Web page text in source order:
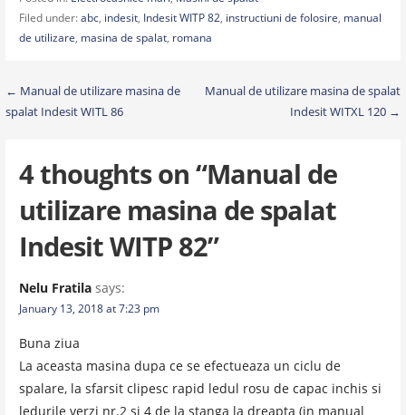
Filed under:abc, indesit, Indesit WITP 82, instructiuni de folosire, manual
de utilizare, masina de spalat, romana
Post
navigation
← Manual de utilizare masina de
spalat Indesit WITL 86
Manual de utilizare masina de spalat
Indesit WITXL 120 →
4 thoughts on “Manual de
utilizare masina de spalat
Indesit WITP 82”
Nelu Fratila says:
January 13, 2018 at 7:23 pm
Buna ziua
La aceasta masina dupa ce se efectueaza un ciclu de
spalare, la sfarsit clipesc rapid ledul rosu de capac inchis si
ledurile verzi nr.2 si 4 de la stanga la dreapta (in manual